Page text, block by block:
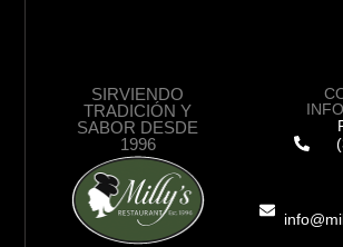
SIRVIENDO
TRADICIÓN Y
SABOR DESDE
1996